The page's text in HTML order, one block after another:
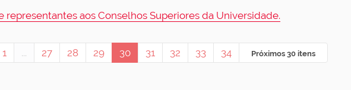
representantes aos Conselhos Superiores da Universidade.
1 ... 27 28 29 30 31 32 33 34 Próximos 30 itens